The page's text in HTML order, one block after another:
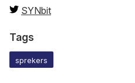
SYNbit
Tags
sprekers